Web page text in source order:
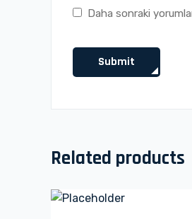
Daha sonraki
Related products